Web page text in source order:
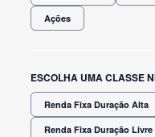
Ações
ESCOLHA UMA CLASSE
Renda Fixa Duração Alta
Renda Fixa Duração Livre